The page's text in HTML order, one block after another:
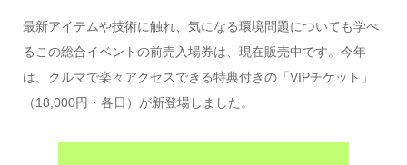
最新アイテムや技術に触れ、気になる環境問題についても学べ
るこの総合イベントの前売入場券は、現在販売中です。今年
は、クルマで楽々アクセスできる特典付きの「VIPチケット」
（18,000円・各日）が新登場しました。